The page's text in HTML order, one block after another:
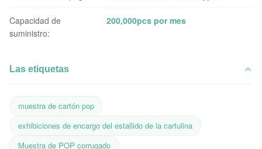
Capacidad de
suministro:
200,000pcs por mes
Las etiquetas
muestra de cartón pop
exhibiciones de encargo del estallido de la cartulina
Muestra de POP corrugado